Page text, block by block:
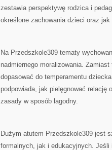
zestawia perspektywę rodzica i
określone zachowania dzieci oraz
Na Przedszkole309 tematy
nadmiernego moralizowania.
dopasować do temperamentu
podpowiada, jak pielęgnować relację
zasady w sposób łagodny.
Dużym atutem Przedszkole309 jest
formalnych, jak i edukacyjnych. Jeśli